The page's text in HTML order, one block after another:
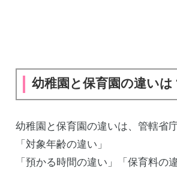
幼稚園と保育園の違いは
幼稚園と保育園の違いは、管轄省
「対象年齢の違い」
「預かる時間の違い」「保育料の